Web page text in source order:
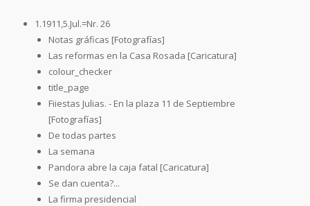
1.1911,5.Jul.=Nr. 26
Notas gráficas [Fotografías]
Las reformas en la Casa Rosada [Caricatura]
colour_checker
title_page
Fiiestas Julias. - En la plaza 11 de Septiembre
[Fotografías]
De todas partes
La semana
Pandora abre la caja fatal [Caricatura]
Se dan cuenta?...
La firma presidencial